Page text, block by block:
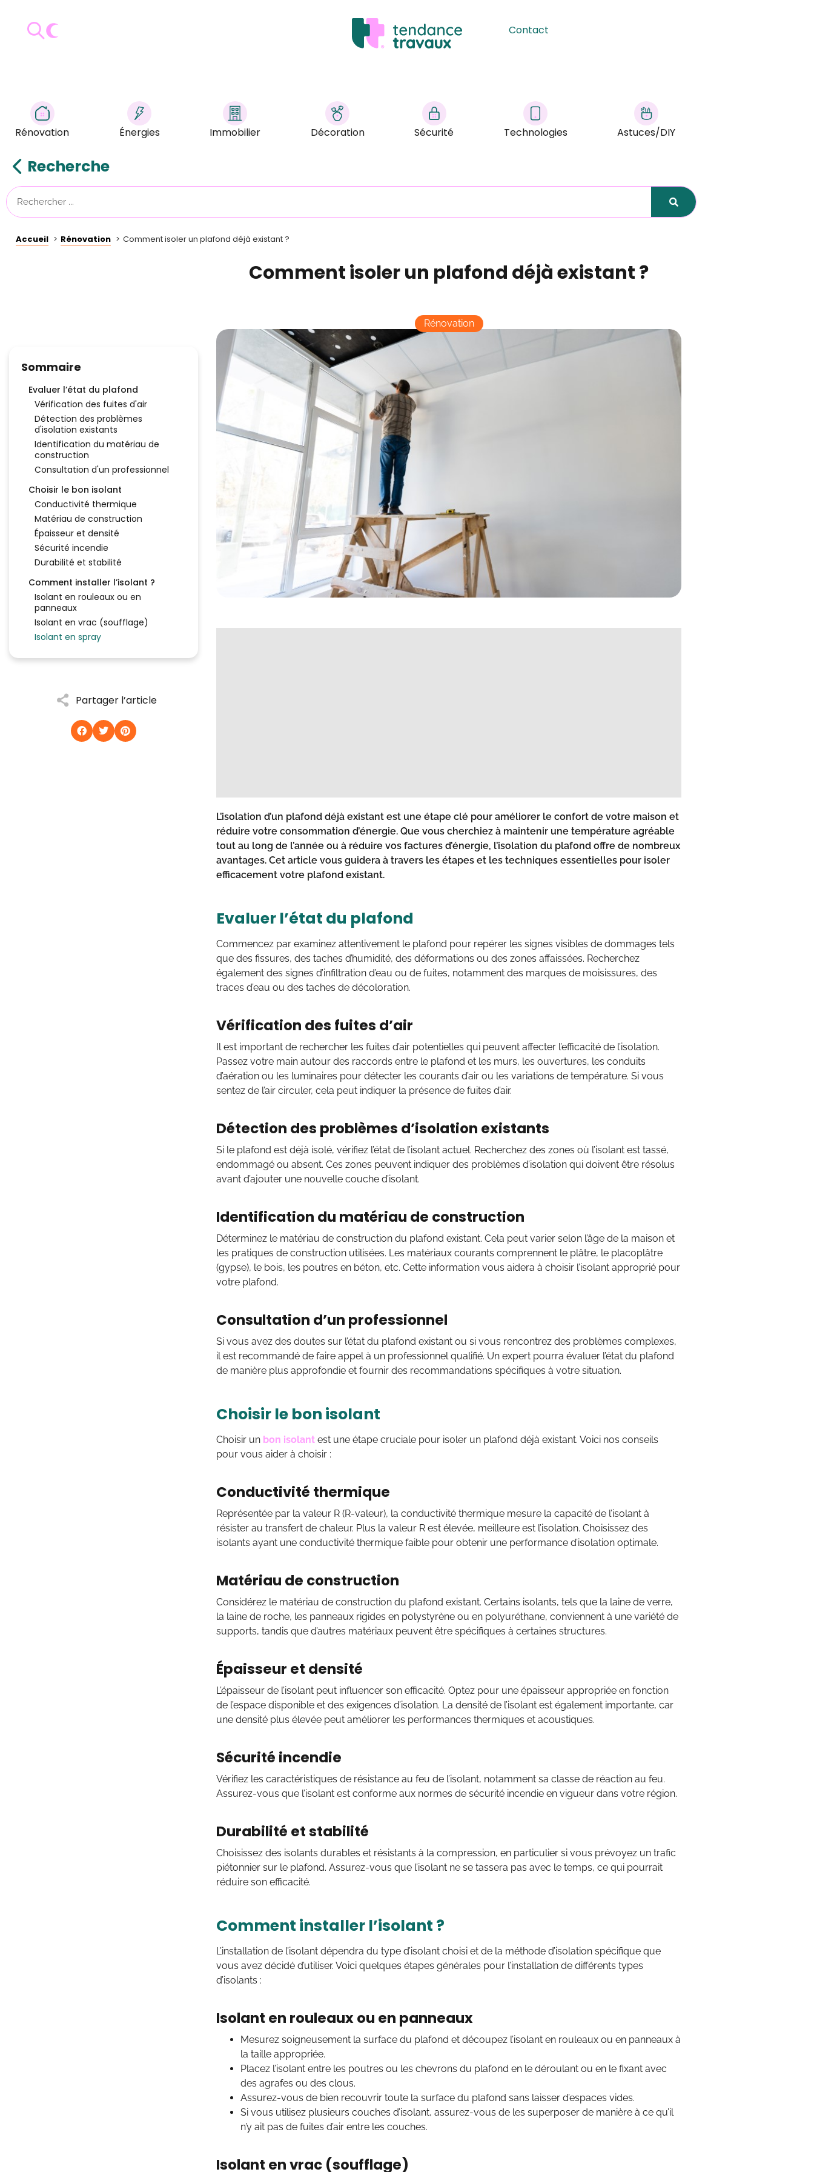
Contact
Rénovation Énergies Immobilier Décoration Sécurité Technologies Astuces/DIY
Recherche
Accueil Rénovation Comment isoler un plafond déjà existant ?
Sommaire
Evaluer l’état du plafond
Vérification des fuites d'air
Détection des problèmes
d'isolation existants
Identification du matériau de
construction
Consultation d'un professionnel
Choisir le bon isolant
Conductivité thermique
Matériau de construction
Épaisseur et densité
Sécurité incendie
Durabilité et stabilité
Comment installer l’isolant ?
Isolant en rouleaux ou en
panneaux
Isolant en vrac (soufflage)
Isolant en spray
Partager l’article
Comment isoler un plafond déjà existant ?
Rénovation
L’isolation d’un plafond déjà existant est une étape clé pour améliorer le confort de votre maison et
réduire votre consommation d’énergie. Que vous cherchiez à maintenir une température agréable
tout au long de l’année ou à réduire vos factures d’énergie, l’isolation du plafond offre de nombreux
avantages. Cet article vous guidera à travers les étapes et les techniques essentielles pour isoler
efficacement votre plafond existant.
Evaluer l’état du plafond
Commencez par examinez attentivement le plafond pour repérer les signes visibles de dommages tels
que des fissures, des taches d’humidité, des déformations ou des zones affaissées. Recherchez
également des signes d’infiltration d’eau ou de fuites, notamment des marques de moisissures, des
traces d’eau ou des taches de décoloration.
Vérification des fuites d’air
Il est important de rechercher les fuites d’air potentielles qui peuvent affecter l’efficacité de l’isolation.
Passez votre main autour des raccords entre le plafond et les murs, les ouvertures, les conduits
d’aération ou les luminaires pour détecter les courants d’air ou les variations de température. Si vous
sentez de l’air circuler, cela peut indiquer la présence de fuites d’air.
Détection des problèmes d’isolation existants
Si le plafond est déjà isolé, vérifiez l’état de l’isolant actuel. Recherchez des zones où l’isolant est tassé,
endommagé ou absent. Ces zones peuvent indiquer des problèmes d’isolation qui doivent être résolus
avant d’ajouter une nouvelle couche d’isolant.
Identification du matériau de construction
Déterminez le matériau de construction du plafond existant. Cela peut varier selon l’âge de la maison et
les pratiques de construction utilisées. Les matériaux courants comprennent le plâtre, le placoplâtre
(gypse), le bois, les poutres en béton, etc. Cette information vous aidera à choisir l’isolant approprié pour
votre plafond.
Consultation d’un professionnel
Si vous avez des doutes sur l’état du plafond existant ou si vous rencontrez des problèmes complexes,
il est recommandé de faire appel à un professionnel qualifié. Un expert pourra évaluer l’état du plafond
de manière plus approfondie et fournir des recommandations spécifiques à votre situation.
Choisir le bon isolant
Choisir un bon isolant est une étape cruciale pour isoler un plafond déjà existant. Voici nos conseils
pour vous aider à choisir :
Conductivité thermique
Représentée par la valeur R (R-valeur), la conductivité thermique mesure la capacité de l’isolant à
résister au transfert de chaleur. Plus la valeur R est élevée, meilleure est l’isolation. Choisissez des
isolants ayant une conductivité thermique faible pour obtenir une performance d’isolation optimale.
Matériau de construction
Considérez le matériau de construction du plafond existant. Certains isolants, tels que la laine de verre,
la laine de roche, les panneaux rigides en polystyrène ou en polyuréthane, conviennent à une variété de
supports, tandis que d’autres matériaux peuvent être spécifiques à certaines structures.
Épaisseur et densité
L’épaisseur de l’isolant peut influencer son efficacité. Optez pour une épaisseur appropriée en fonction
de l’espace disponible et des exigences d’isolation. La densité de l’isolant est également importante, car
une densité plus élevée peut améliorer les performances thermiques et acoustiques.
Sécurité incendie
Vérifiez les caractéristiques de résistance au feu de l’isolant, notamment sa classe de réaction au feu.
Assurez-vous que l’isolant est conforme aux normes de sécurité incendie en vigueur dans votre région.
Durabilité et stabilité
Choisissez des isolants durables et résistants à la compression, en particulier si vous prévoyez un trafic
piétonnier sur le plafond. Assurez-vous que l’isolant ne se tassera pas avec le temps, ce qui pourrait
réduire son efficacité.
Comment installer l’isolant ?
L’installation de l’isolant dépendra du type d’isolant choisi et de la méthode d’isolation spécifique que
vous avez décidé d’utiliser. Voici quelques étapes générales pour l’installation de différents types
d’isolants :
Isolant en rouleaux ou en panneaux
Mesurez soigneusement la surface du plafond et découpez l’isolant en rouleaux ou en panneaux à
la taille appropriée.
Placez l’isolant entre les poutres ou les chevrons du plafond en le déroulant ou en le fixant avec
des agrafes ou des clous.
Assurez-vous de bien recouvrir toute la surface du plafond sans laisser d’espaces vides.
Si vous utilisez plusieurs couches d’isolant, assurez-vous de les superposer de manière à ce qu’il
n’y ait pas de fuites d’air entre les couches.
Isolant en vrac (soufflage)